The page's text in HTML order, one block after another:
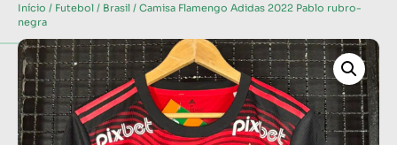
Início / Futebol / Brasil / Camisa Flamengo Adidas 2022 Pablo rubro-
negra